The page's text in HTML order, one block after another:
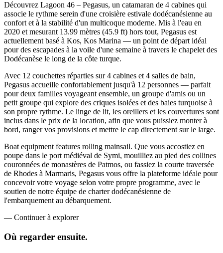
Découvrez Lagoon 46 – Pegasus, un catamaran de 4 cabines qui
associe le rythme serein d'une croisière estivale dodécanésienne au
confort et à la stabilité d'un multicoque moderne. Mis à l'eau en
2020 et mesurant 13.99 mètres (45.9 ft) hors tout, Pegasus est
actuellement basé à Kos, Kos Marina — un point de départ idéal
pour des escapades à la voile d'une semaine à travers le chapelet des
Dodécanèse le long de la côte turque.
Avec 12 couchettes réparties sur 4 cabines et 4 salles de bain,
Pegasus accueille confortablement jusqu'à 12 personnes — parfait
pour deux familles voyageant ensemble, un groupe d'amis ou un
petit groupe qui explore des criques isolées et des baies turquoise à
son propre rythme. Le linge de lit, les oreillers et les couvertures sont
inclus dans le prix de la location, afin que vous puissiez monter à
bord, ranger vos provisions et mettre le cap directement sur le large.
Boat equipment features rolling mainsail. Que vous accostiez en
poupe dans le port médiéval de Symi, mouilliez au pied des collines
couronnées de monastères de Patmos, ou fassiez la courte traversée
de Rhodes à Marmaris, Pegasus vous offre la plateforme idéale pour
concevoir votre voyage selon votre propre programme, avec le
soutien de notre équipe de charter dodécanésienne de
l'embarquement au débarquement.
— Continuer à explorer
Où regarder ensuite.